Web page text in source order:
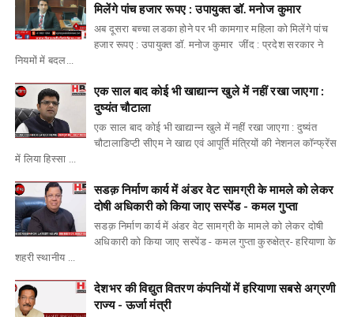
मिलेंगे पांच हजार रूपए : उपायुक्त डॉ. मनोज कुमार
अब दूसरा बच्चा लडका होने पर भी कामगार महिला को मिलेंगे पांच
हजार रूपए : उपायुक्त डॉ. मनोज कुमार जींद : प्रदेश सरकार ने
नियमों में बदल...
एक साल बाद कोई भी खाद्यान्न खुले में नहीं रखा जाएगा :
दुष्यंत चौटाला
एक साल बाद कोई भी खाद्यान्न खुले में नहीं रखा जाएगा : दुष्यंत
चौटालाडिप्टी सीएम ने खाद्य एवं आपूर्ति मंत्रियों की नेशनल कॉन्फ्रेंस
में लिया हिस्सा ...
सडक़ निर्माण कार्य में अंडर वेट सामग्री के मामले को लेकर
दोषी अधिकारी को किया जाए सस्पेंड - कमल गुप्ता
सडक़ निर्माण कार्य में अंडर वेट सामग्री के मामले को लेकर दोषी
अधिकारी को किया जाए सस्पेंड - कमल गुप्ता कुरुक्षेत्र- हरियाणा के
शहरी स्थानीय ...
देशभर की विद्युत वितरण कंपनियों में हरियाणा सबसे अग्रणी
राज्य - ऊर्जा मंत्री